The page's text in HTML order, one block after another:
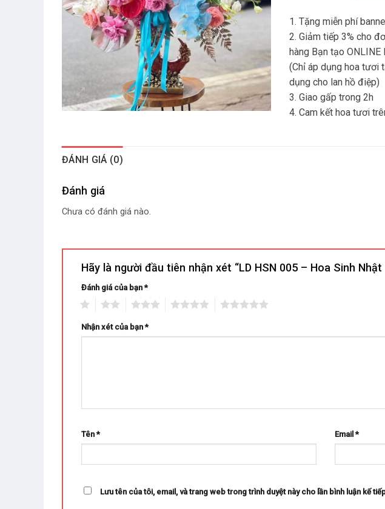
1. Tặng miễn phí
2. Giảm tiếp 3% cho
hàng Bạn tạo
(Chỉ áp dụng hoa tươi
dụng cho lan hồ điệp)
3. Giao gấp trong 2h
4. Cam kết hoa tươi
ĐÁNH GIÁ (0)
Đánh giá
Chưa có đánh giá nào.
Hãy là người đầu tiên nhận xét “LD HSN 005 – Hoa Sinh Nhật
Đánh giá của bạn*
Nhận xét của bạn*
Tên* Email*
Lưu tên của tôi, email, và trang web trong trình duyệt này cho lần bình luận kế